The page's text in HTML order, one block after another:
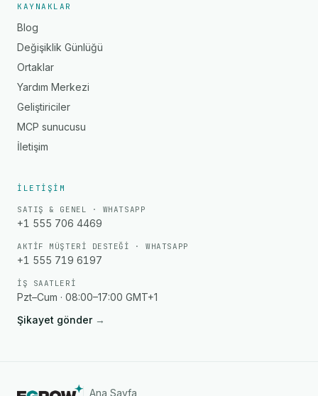
KAYNAKLAR
Blog
Değişiklik Günlüğü
Ortaklar
Yardım Merkezi
Geliştiriciler
MCP sunucusu
İletişim
İLETIŞIM
SATIŞ & GENEL · WHATSAPP
+1 555 706 4469
AKTIF MÜŞTERI DESTEĞI · WHATSAPP
+1 555 719 6197
İŞ SAATLERI
Pzt–Cum · 08:00–17:00 GMT+1
Şikayet gönder →
Ana Sayfa